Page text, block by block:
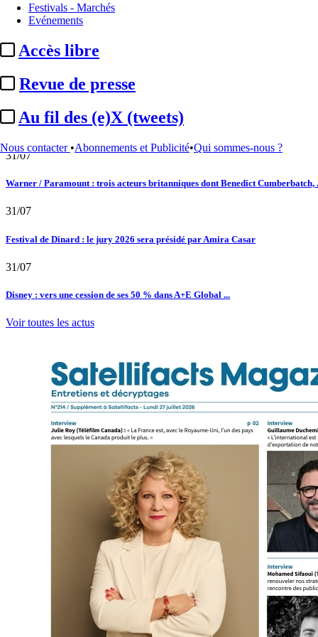
Festivals - Marchés
Evénements
Accès libre
Revue de presse
Au fil des (e)X (tweets)
Nous contacter •Abonnements et Publicité•Qui sommes-nous ?
Satellifacts : pause d'été
02/08
DAZN : nouvelles offres d’abonnement pour la saison 2026-2027 dont un
31/07
Warner / Paramount : trois acteurs britanniques dont Benedict Cumberbatch,
31/07
Festival de Dinard : le jury 2026 sera présidé par Amira Casar
31/07
Disney : vers une cession de ses 50 % dans A+E Global ...
Voir toutes les actus